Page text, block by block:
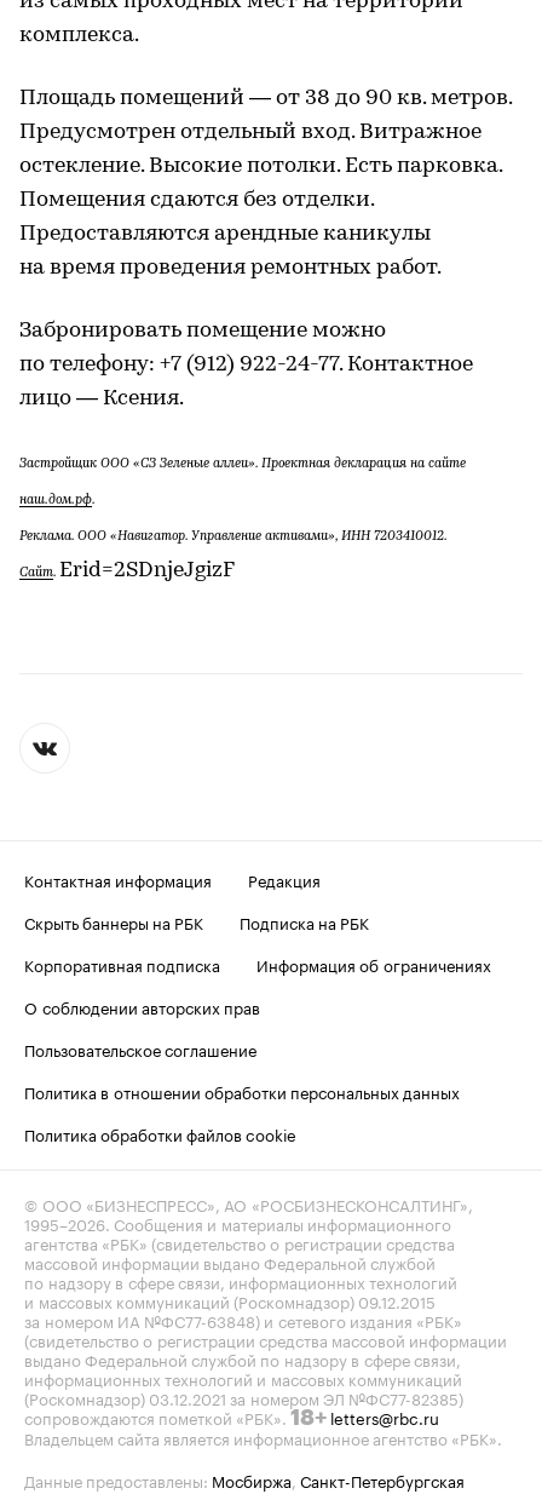
комплекса.
Площадь помещений — от 38 до 90 кв. метров.
Предусмотрен отдельный вход. Витражное
остекление. Высокие потолки. Есть парковка.
Помещения сдаются без отделки.
Предоставляются арендные каникулы
на время проведения ремонтных работ.
Забронировать помещение можно
по телефону: +7 (912) 922-24-77. Контактное
лицо — Ксения.
Застройщик ООО «СЗ Зеленые аллеи». Проектная декларация на сайте
наш.дом.рф.
Реклама. ООО «Навигатор. Управление активами», ИНН 7203410012.
Сайт. Erid=2SDnjeJgizF
Контактная информация
Редакция
Скрыть баннеры на РБК
Подписка на РБК
Корпоративная подписка
Информация об ограничениях
О соблюдении авторских прав
Пользовательское соглашение
Политика в отношении обработки персональных данных
Политика обработки файлов cookie
© ООО «БИЗНЕСПРЕСС», АО «РОСБИЗНЕСКОНСАЛТИНГ»,
1995–2026. Сообщения и материалы информационного
агентства «РБК» (свидетельство о регистрации средства
массовой информации выдано Федеральной службой
по надзору в сфере связи, информационных технологий
и массовых коммуникаций (Роскомнадзор) 09.12.2015
за номером ИА №ФС77-63848) и сетевого издания «РБК»
(свидетельство о регистрации средства массовой информации
выдано Федеральной службой по надзору в сфере связи,
информационных технологий и массовых коммуникаций
(Роскомнадзор) 03.12.2021 за номером ЭЛ №ФС77-82385)
сопровождаются пометкой «РБК». 18+ letters@rbc.ru
Владельцем сайта является информационное агентство «РБК».
Данные предоставлены: Мосбиржа, Санкт-Петербургская